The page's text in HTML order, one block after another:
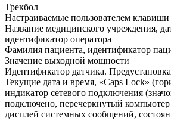
Трекбол
Настраиваемые пользователем клавиши
Название медицинского учреждения,
идентификатор оператора
Фамилия пациента, идентификатор
Значение выходной мощности
Идентификатор датчика.
Текущие дата и время, «Caps Lock»
индикатор сетевого подключения
подключено, перечеркнутый
дисплей системных сообщений,